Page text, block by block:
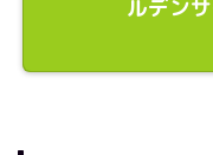
ルデン